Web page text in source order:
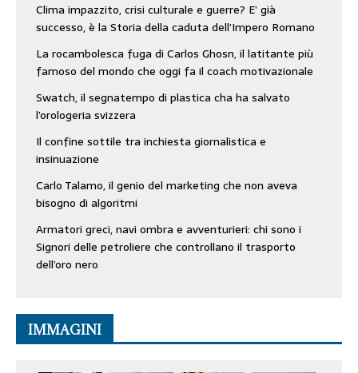
Clima impazzito, crisi culturale e guerre? E’ già
successo, è la Storia della caduta dell’Impero Romano
La rocambolesca fuga di Carlos Ghosn, il latitante più
famoso del mondo che oggi fa il coach motivazionale
Swatch, il segnatempo di plastica cha ha salvato
l’orologeria svizzera
Il confine sottile tra inchiesta giornalistica e
insinuazione
Carlo Talamo, il genio del marketing che non aveva
bisogno di algoritmi
Armatori greci, navi ombra e avventurieri: chi sono i
Signori delle petroliere che controllano il trasporto
dell’oro nero
IMMAGINI